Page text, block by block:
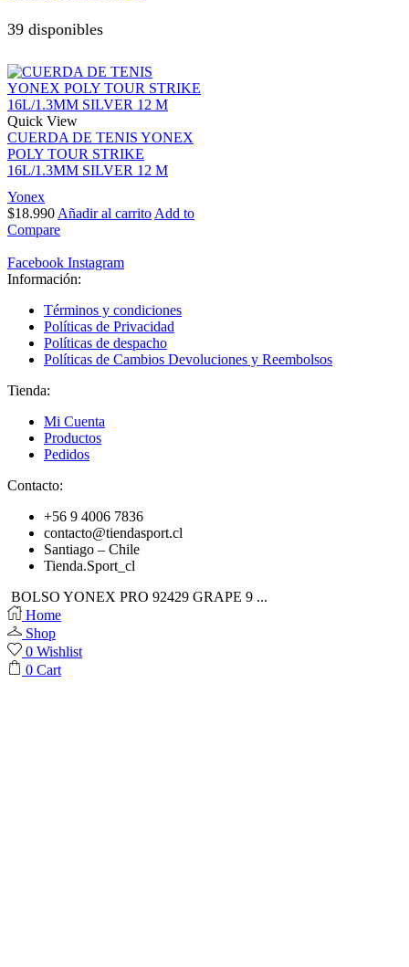
39 disponibles
Quick View
CUERDA DE TENIS YONEX
POLY TOUR STRIKE
16L/1.3MM SILVER 12 M
Yonex
$18.990 Añadir al carrito Add to
Compare
Facebook Instagram
Información:
Términos y condiciones
Políticas de Privacidad
Políticas de despacho
Políticas de Cambios Devoluciones y Reembolsos
Tienda:
Mi Cuenta
Productos
Pedidos
Contacto:
+56 9 4006 7836
contacto@tiendasport.cl
Santiago – Chile
Tienda.Sport_cl
BOLSO YONEX PRO 92429 GRAPE 9 ...
Home
Shop
0 Wishlist
0 Cart